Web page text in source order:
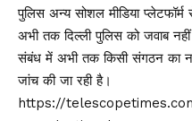
पुलिस अन्य सोशल मीडिया
अभी तक दिल्ली पुलिस को जवाब
संबंध में अभी तक किसी संगठन का
जांच की जा रही है।
https://